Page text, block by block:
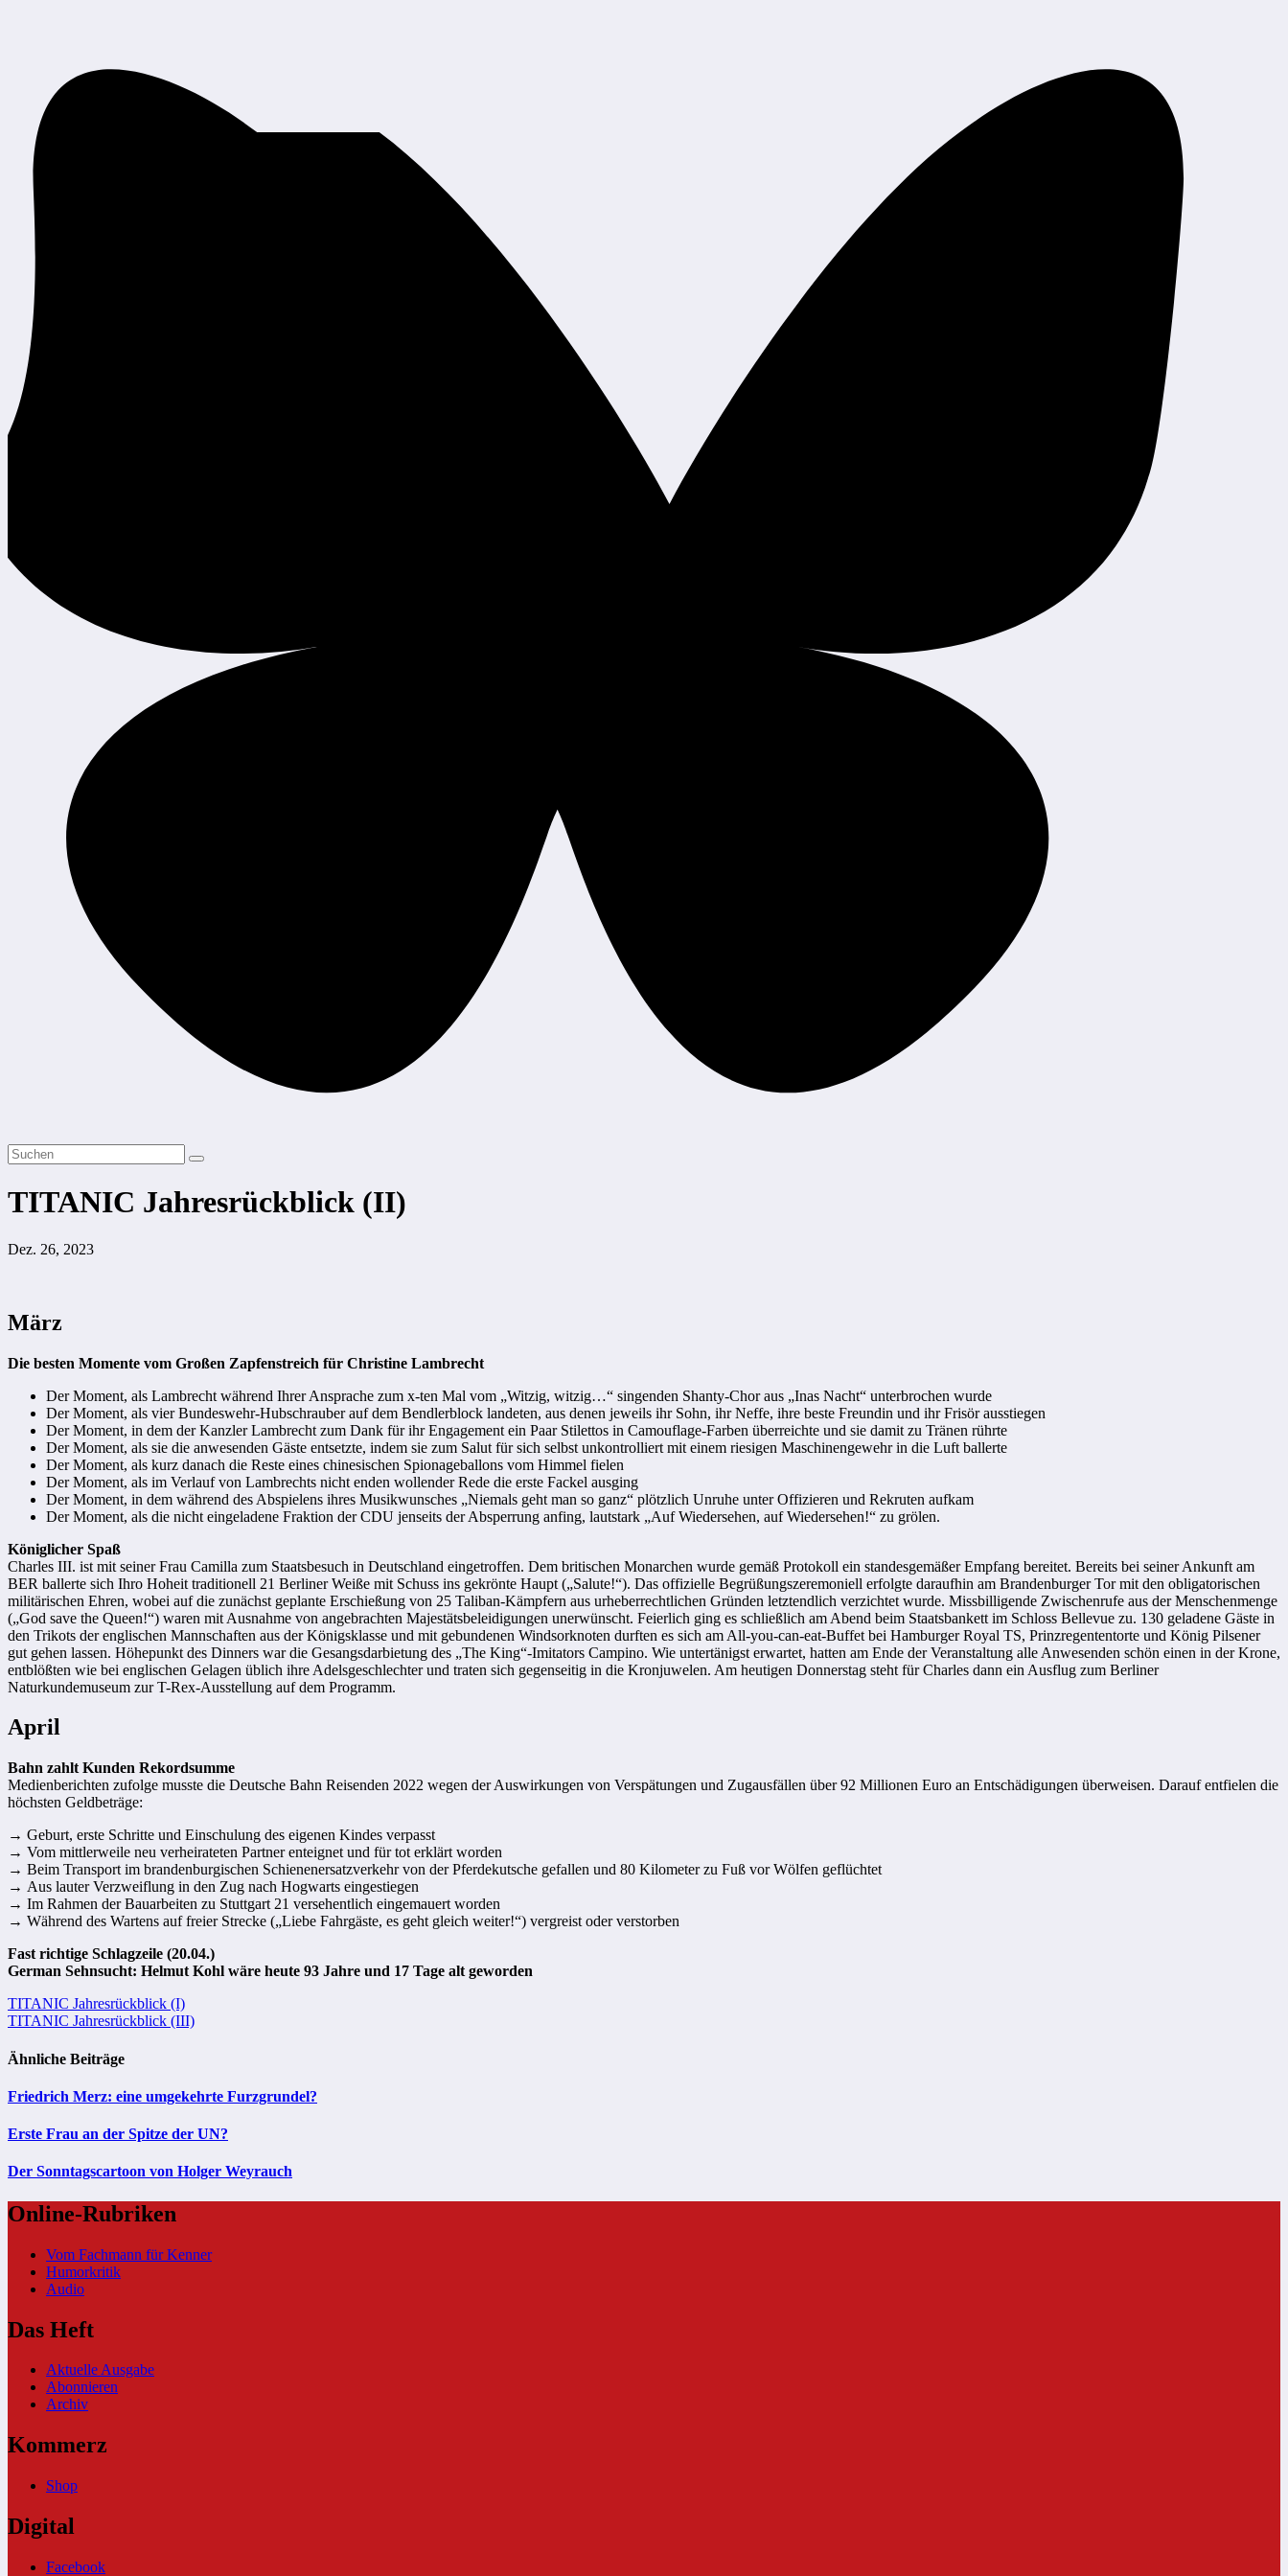
TITANIC Jahresrückblick (II)
Dez. 26, 2023
März
Die besten Momente vom Großen Zapfenstreich für Christine Lambrecht
Der Moment, als Lambrecht während Ihrer Ansprache zum x-ten Mal vom „Witzig, witzig…“ singenden Shanty-Chor aus „Inas Nacht“ unterbrochen wurde
Der Moment, als vier Bundeswehr-Hubschrauber auf dem Bendlerblock landeten, aus denen jeweils ihr Sohn, ihr Neffe, ihre beste Freundin und ihr Frisör ausstiegen
Der Moment, in dem der Kanzler Lambrecht zum Dank für ihr Engagement ein Paar Stilettos in Camouflage-Farben überreichte und sie damit zu Tränen rührte
Der Moment, als sie die anwesenden Gäste entsetzte, indem sie zum Salut für sich selbst unkontrolliert mit einem riesigen Maschinengewehr in die Luft ballerte
Der Moment, als kurz danach die Reste eines chinesischen Spionageballons vom Himmel fielen
Der Moment, als im Verlauf von Lambrechts nicht enden wollender Rede die erste Fackel ausging
Der Moment, in dem während des Abspielens ihres Musikwunsches „Niemals geht man so ganz“ plötzlich Unruhe unter Offizieren und Rekruten aufkam
Der Moment, als die nicht eingeladene Fraktion der CDU jenseits der Absperrung anfing, lautstark „Auf Wiedersehen, auf Wiedersehen!“ zu grölen.
Königlicher Spaß
Charles III. ist mit seiner Frau Camilla zum Staatsbesuch in Deutschland eingetroffen. Dem britischen Monarchen wurde gemäß Protokoll ein standesgemäßer Empfang bereitet. Bereits bei seiner Ankunft am
BER ballerte sich Ihro Hoheit traditionell 21 Berliner Weiße mit Schuss ins gekrönte Haupt („Salute!“). Das offizielle Begrüßungszeremoniell erfolgte daraufhin am Brandenburger Tor mit den obligatorischen
militärischen Ehren, wobei auf die zunächst geplante Erschießung von 25 Taliban-Kämpfern aus urheberrechtlichen Gründen letztendlich verzichtet wurde. Missbilligende Zwischenrufe aus der Menschenmenge
(„God save the Queen!“) waren mit Ausnahme von angebrachten Majestätsbeleidigungen unerwünscht. Feierlich ging es schließlich am Abend beim Staatsbankett im Schloss Bellevue zu. 130 geladene Gäste in
den Trikots der englischen Mannschaften aus der Königsklasse und mit gebundenen Windsorknoten durften es sich am All-you-can-eat-Buffet bei Hamburger Royal TS, Prinzregententorte und König Pilsener
gut gehen lassen. Höhepunkt des Dinners war die Gesangsdarbietung des „The King“-Imitators Campino. Wie untertänigst erwartet, hatten am Ende der Veranstaltung alle Anwesenden schön einen in der Krone,
entblößten wie bei englischen Gelagen üblich ihre Adelsgeschlechter und traten sich gegenseitig in die Kronjuwelen. Am heutigen Donnerstag steht für Charles dann ein Ausflug zum Berliner
Naturkundemuseum zur T-Rex-Ausstellung auf dem Programm.
April
Bahn zahlt Kunden Rekordsumme
Medienberichten zufolge musste die Deutsche Bahn Reisenden 2022 wegen der Auswirkungen von Verspätungen und Zugausfällen über 92 Millionen Euro an Entschädigungen überweisen. Darauf entfielen die
höchsten Geldbeträge:
→ Geburt, erste Schritte und Einschulung des eigenen Kindes verpasst
→ Vom mittlerweile neu verheirateten Partner enteignet und für tot erklärt worden
→ Beim Transport im brandenburgischen Schienenersatzverkehr von der Pferdekutsche gefallen und 80 Kilometer zu Fuß vor Wölfen geflüchtet
→ Aus lauter Verzweiflung in den Zug nach Hogwarts eingestiegen
→ Im Rahmen der Bauarbeiten zu Stuttgart 21 versehentlich eingemauert worden
→ Während des Wartens auf freier Strecke („Liebe Fahrgäste, es geht gleich weiter!“) vergreist oder verstorben
Fast richtige Schlagzeile (20.04.)
German Sehnsucht: Helmut Kohl wäre heute 93 Jahre und 17 Tage alt geworden
Beitragsnavigation
TITANIC Jahresrückblick (I)
TITANIC Jahresrückblick (III)
Ähnliche Beiträge
Friedrich Merz: eine umgekehrte Furzgrundel?
Erste Frau an der Spitze der UN?
Der Sonntagscartoon von Holger Weyrauch
Online-Rubriken
Vom Fachmann für Kenner
Humorkritik
Audio
Das Heft
Aktuelle Ausgabe
Abonnieren
Archiv
Kommerz
Shop
Digital
Facebook